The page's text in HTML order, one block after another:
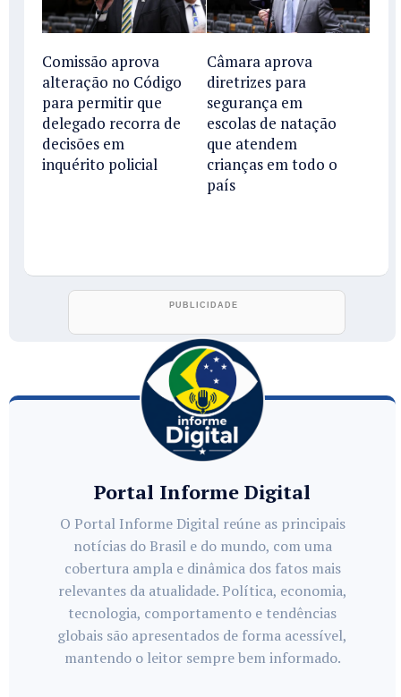
Comissão aprova
alteração no Código
para permitir que
delegado recorra de
decisões em
inquérito policial
Câmara aprova
diretrizes para
segurança em
escolas de natação
que atendem
crianças em todo o
país
Portal Informe Digital
O Portal Informe Digital reúne as principais
notícias do Brasil e do mundo, com uma
cobertura ampla e dinâmica dos fatos mais
relevantes da atualidade. Política, economia,
tecnologia, comportamento e tendências
globais são apresentados de forma acessível,
mantendo o leitor sempre bem informado.